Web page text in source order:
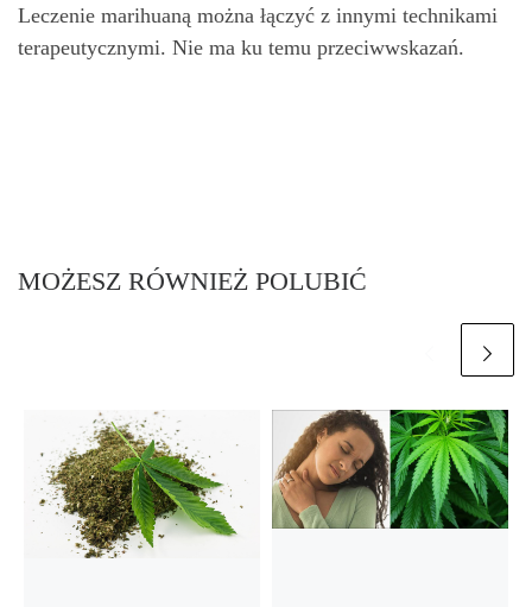
Leczenie marihuaną można łączyć z innymi technikami
terapeutycznymi. Nie ma ku temu przeciwwskazań.
MOŻESZ RÓWNIEŻ POLUBIĆ